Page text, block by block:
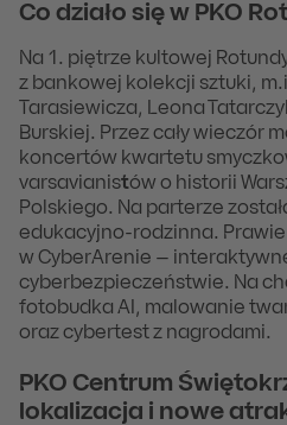
Co działo się w PKO
Na 1. piętrze kultowej
z bankowej kolekcji sztuki,
Tarasiewicza, Leona
Burskiej. Przez cały wieczór
koncertów kwartetu
varsavianistów o historii
Polskiego. Na parterze
edukacyjno-rodzinna. Prawie
w CyberArenie –
cyberbezpieczeństwie. Na
fotobudka AI, malowanie
oraz cybertest z nagrodami.
PKO Centrum
lokalizacja i nowe